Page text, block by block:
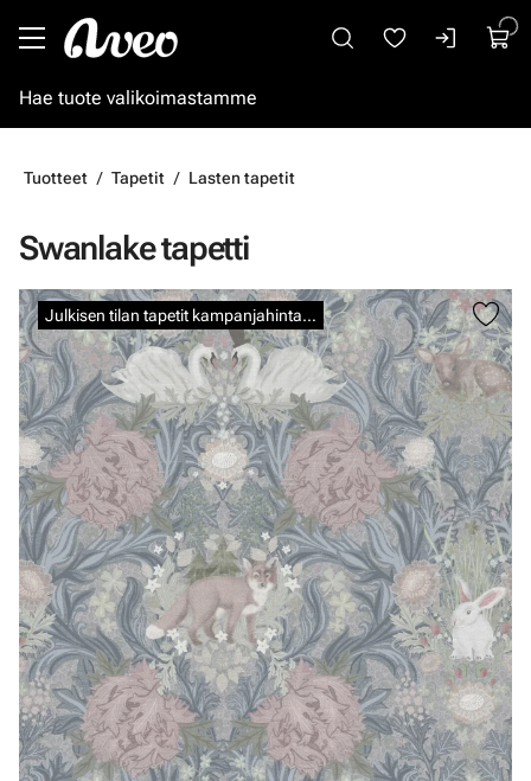
Tuotteet Tapetit Lasten tapetit
Swanlake tapetti
Julkisen tilan tapetit kampanjahintaan
Ohita kuvat